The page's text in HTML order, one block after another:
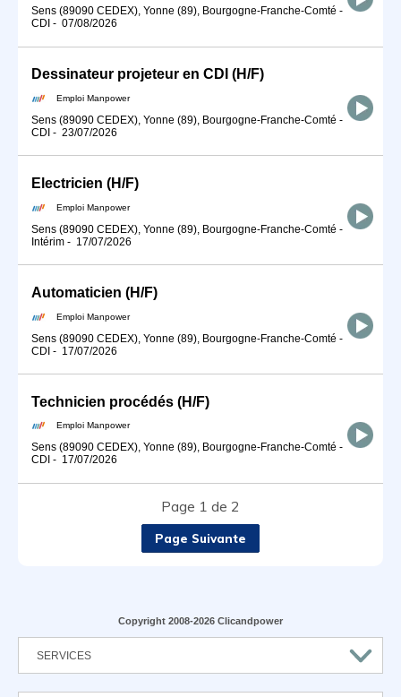
Sens (89090 CEDEX), Yonne (89), Bourgogne-Franche-Comté -
CDI - 07/08/2026
Dessinateur projeteur en CDI (H/F)
Emploi Manpower
Sens (89090 CEDEX), Yonne (89), Bourgogne-Franche-Comté -
CDI - 23/07/2026
Electricien (H/F)
Emploi Manpower
Sens (89090 CEDEX), Yonne (89), Bourgogne-Franche-Comté -
Intérim - 17/07/2026
Automaticien (H/F)
Emploi Manpower
Sens (89090 CEDEX), Yonne (89), Bourgogne-Franche-Comté -
CDI - 17/07/2026
Technicien procédés (H/F)
Emploi Manpower
Sens (89090 CEDEX), Yonne (89), Bourgogne-Franche-Comté -
CDI - 17/07/2026
Page 1 de 2
Page Suivante
Copyright 2008-2026 Clicandpower
SERVICES